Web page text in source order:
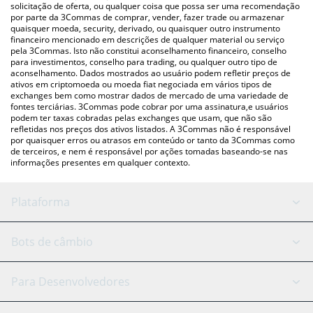
acima para verificar o último preço de Hoppy nas principais
moedas fiat e criptográficas.
solicitação de oferta, ou qualquer coisa que possa ser uma recomendação
por parte da 3Commas de comprar, vender, fazer trade ou armazenar
quaisquer moeda, security, derivado, ou quaisquer outro instrumento
financeiro mencionado em descrições de qualquer material ou serviço
pela 3Commas. Isto não constitui aconselhamento financeiro, conselho
para investimentos, conselho para trading, ou qualquer outro tipo de
aconselhamento. Dados mostrados ao usuário podem refletir preços de
ativos em criptomoeda ou moeda fiat negociada em vários tipos de
exchanges bem como mostrar dados de mercado de uma variedade de
fontes terciárias. 3Commas pode cobrar por uma assinatura,e usuários
podem ter taxas cobradas pelas exchanges que usam, que não são
refletidas nos preços dos ativos listados. A 3Commas não é responsável
por quaisquer erros ou atrasos em conteúdo or tanto da 3Commas como
de terceiros, e nem é responsável por ações tomadas baseando-se nas
informações presentes em qualquer contexto.
Plataforma
Bot GRID
Signal Bot
Assistente de IA
Bots de câmbio
Binance
Para Desenvolvedores